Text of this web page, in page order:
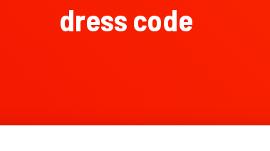
dress code